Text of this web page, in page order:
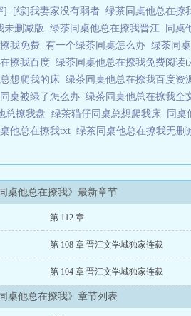
] [综]我妻家没有弱者 绿茶同桌他总在撩
未删减版 绿茶同桌他总在撩我晋江 同桌
我免费 有一个绿茶同桌怎么办 绿茶同
撩我百度 绿茶同桌他总在撩我免费阅读
想爬我的床 绿茶同桌他总在撩我百度资
同桌被绿了怎么办 绿茶同桌他总在撩我全
总撩我盘 绿茶猫仔同桌总想爬我床 同桌
他总在撩我txt 绿茶同桌他总在撩我无删
桌他总在撩我》最新章节
第 112 章
第 108 章 晋江文学城独家连载
第 104 章 晋江文学城独家连载
桌他总在撩我》章节列表